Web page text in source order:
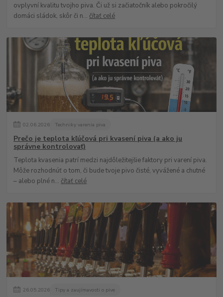
ovplyvní kvalitu tvojho piva. Či už si začiatočník alebo pokročilý
domáci sládok, skôr či n... čítať celé
02.06.2026 Techniky varenia piva
Prečo je teplota kľúčová pri kvasení piva (a ako ju
správne kontrolovať)
Teplota kvasenia patrí medzi najdôležitejšie faktory pri varení piva.
Môže rozhodnúť o tom, či bude tvoje pivo čisté, vyvážené a chutné
– alebo plné n... čítať celé
26.05.2026 Tipy a zaujímavosti o pive